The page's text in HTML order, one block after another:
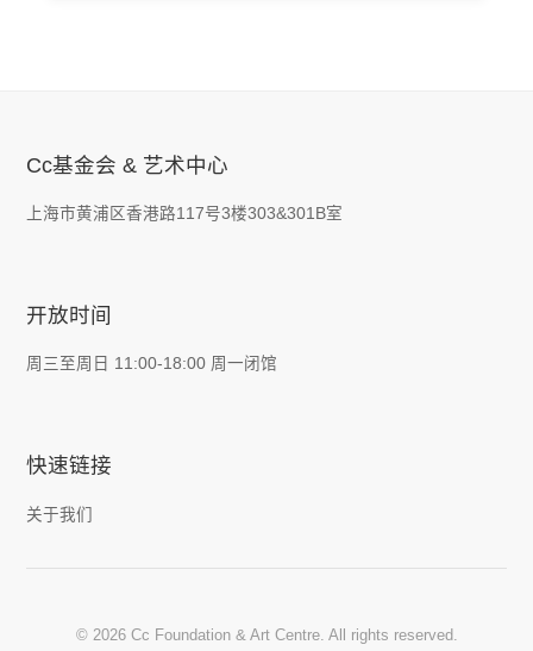
Cc基金会 & 艺术中心
上海市黄浦区香港路117号3楼303&301B室
开放时间
周三至周日 11:00-18:00 周一闭馆
快速链接
关于我们
© 2026 Cc Foundation & Art Centre. All rights reserved.